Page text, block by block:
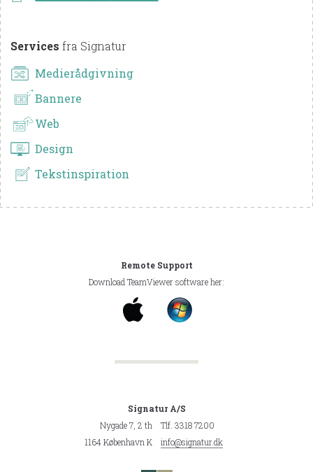
Services fra Signatur
Medierådgivning
Bannere
Web
Design
Tekstinspiration
Remote Support
Download TeamViewer software her:
Signatur A/S
Nygade 7, 2 th
1164 København K
Tlf. 3318 7200
info@signatur.dk